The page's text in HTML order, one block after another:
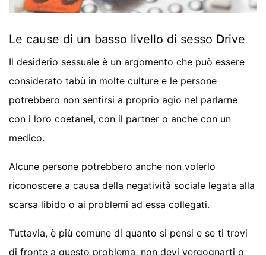
Le cause di un basso livello di sesso Drive
Il desiderio sessuale è un argomento che può essere
considerato tabù in molte culture e le persone
potrebbero non sentirsi a proprio agio nel parlarne
con i loro coetanei, con il partner o anche con un
medico.
Alcune persone potrebbero anche non volerlo
riconoscere a causa della negatività sociale legata alla
scarsa libido o ai problemi ad essa collegati.
Tuttavia, è più comune di quanto si pensi e se ti trovi
di fronte a questo problema, non devi vergognarti o